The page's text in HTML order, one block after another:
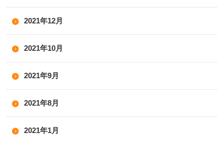
2021年12月
2021年10月
2021年9月
2021年8月
2021年1月